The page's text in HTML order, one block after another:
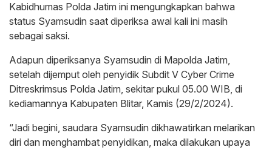
Kabidhumas Polda Jatim ini mengungkapkan bahwa
status Syamsudin saat diperiksa awal kali ini masih
sebagai saksi.
Adapun diperiksanya Syamsudin di Mapolda Jatim,
setelah dijemput oleh penyidik Subdit V Cyber Crime
Ditreskrimsus Polda Jatim, sekitar pukul 05.00 WIB, di
kediamannya Kabupaten Blitar, Kamis (29/2/2024).
“Jadi begini, saudara Syamsudin dikhawatirkan melarikan
diri dan menghambat penyidikan, maka dilakukan upaya